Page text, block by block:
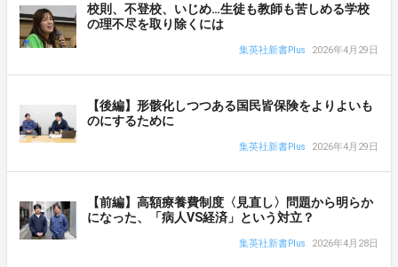
校則、不登校、いじめ…生徒も教師も苦しめる学校
の理不尽を取り除くには
集英社新書Plus 2026年4月29日
【後編】形骸化しつつある国民皆保険をよりよいも
のにするために
集英社新書Plus 2026年4月29日
【前編】高額療養費制度〈見直し〉問題から明らか
になった、「病人VS経済」という対立？
集英社新書Plus 2026年4月28日